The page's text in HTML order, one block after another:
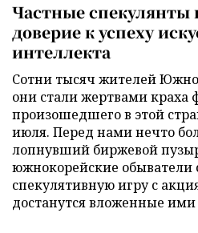
Частные спекулянты
доверие к успеху
интеллекта
Сотни тысяч жителей
они стали жертвами краха
произошедшего в этой
июля. Перед нами нечто
лопнувший биржевой
южнокорейские обыватели
спекулятивную игру с
достанутся вложенные ими